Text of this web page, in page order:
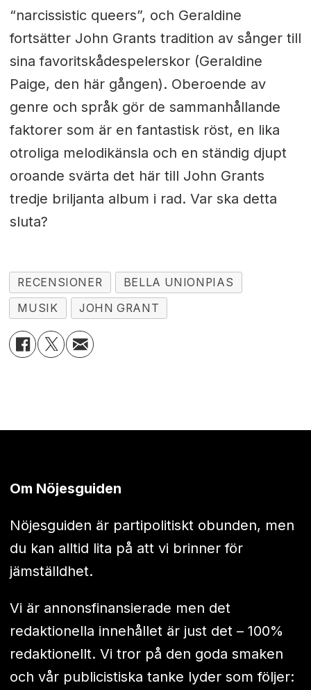
“narcissistic queers”, och Geraldine
fortsätter John Grants tradition av sånger till
sina favoritskådespelerskor (Geraldine
Paige, den här gången). Oberoende av
genre och språk gör de sammanhållande
faktorer som är en fantastisk röst, en lika
otroliga melodikänsla och en ständig djupt
oroande svärta det här till John Grants
tredje briljanta album i rad. Var ska detta
sluta?
RECENSIONER
BELLA UNIONPIAS
MUSIK
JOHN GRANT
Om Nöjesguiden
Nöjesguiden är partipolitiskt obunden, men
du kan alltid lita på att vi brinner för
jämställdhet.
Vi är annonsfinansierade men det
redaktionella innehållet är just det – 100%
redaktionellt. Vi tror på den goda smaken
och vår publicistiska tanke lyder som följer: